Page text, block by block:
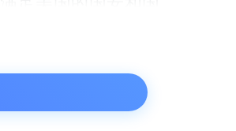
，NCSAI的建议很
人工智能技术。在